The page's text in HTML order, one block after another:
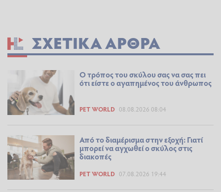
ΣΧΕΤΙΚΆ ΆΡΘΡΑ
Ο τρόπος του σκύλου σας να σας πει
ότι είστε ο αγαπημένος του άνθρωπος
PET WORLD 08.08.2026 08:04
Από το διαμέρισμα στην εξοχή: Γιατί
μπορεί να αγχωθεί ο σκύλος στις
διακοπές
PET WORLD 07.08.2026 19:44